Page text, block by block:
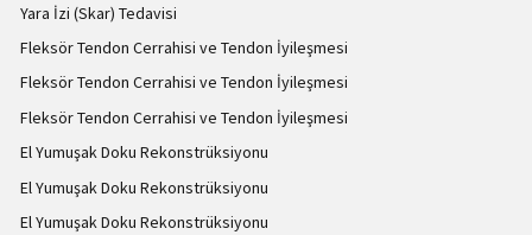
Yara İzi (Skar) Tedavisi
Fleksör Tendon Cerrahisi ve Tendon İyileşmesi
Fleksör Tendon Cerrahisi ve Tendon İyileşmesi
Fleksör Tendon Cerrahisi ve Tendon İyileşmesi
El Yumuşak Doku Rekonstrüksiyonu
El Yumuşak Doku Rekonstrüksiyonu
El Yumuşak Doku Rekonstrüksiyonu